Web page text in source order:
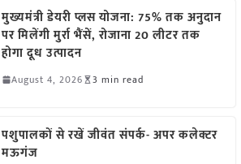
मुख्यमंत्री डेयरी प्लस योजना: 75% तक अनुदान
पर मिलेंगी मुर्रा भैंसें, रोजाना 20 लीटर तक
होगा दूध उत्पादन
August 4, 2026 3 min read
पशुपालकों से रखें जीवंत संपर्क- अपर कलेक्टर
मऊगंज